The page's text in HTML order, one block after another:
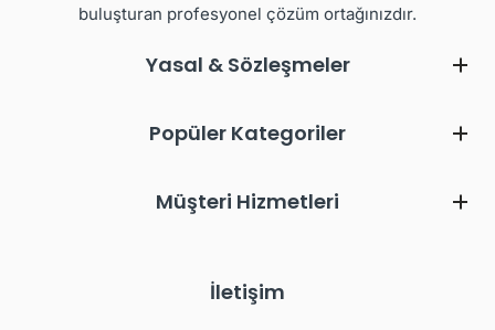
buluşturan profesyonel çözüm ortağınızdır.
Yasal & Sözleşmeler
Popüler Kategoriler
Müşteri Hizmetleri
İletişim